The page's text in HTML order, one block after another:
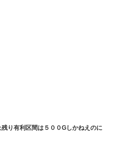
り有利区間は５００Gしかねえのに